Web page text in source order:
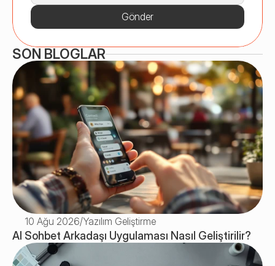
Gönder
SON BLOGLAR
10 Ağu 2026/Yazılım Geliştirme
AI Sohbet Arkadaşı Uygulaması Nasıl Geliştirilir?